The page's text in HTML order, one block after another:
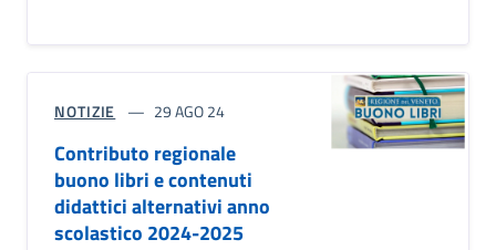
NOTIZIE 29 AGO 24
Contributo regionale
buono libri e contenuti
didattici alternativi anno
scolastico 2024-2025